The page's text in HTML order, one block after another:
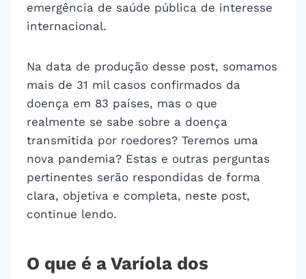
emergência de saúde pública de interesse
internacional.
Na data de produção desse post, somamos
mais de 31 mil casos confirmados da
doença em 83 países, mas o que
realmente se sabe sobre a doença
transmitida por roedores? Teremos uma
nova pandemia? Estas e outras perguntas
pertinentes serão respondidas de forma
clara, objetiva e completa, neste post,
continue lendo.
O que é a Varíola dos